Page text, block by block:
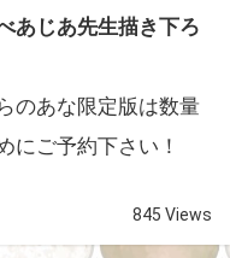
あじあ先生描き下ろ
のあな限定版は数量
にご予約下さい！
845 Views